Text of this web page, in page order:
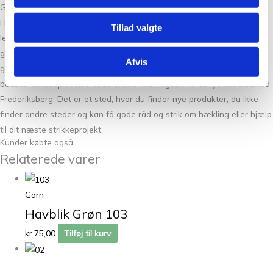
Tillad valgte
Afvis
God service og hurtig levering, når du bestiller strikkegarn online
Hos Tante Grøn CPH kan du altid forvente god service og en hurtig
levering, når du bestiller i vores webshop. Det er uanset om du køber
garn, brugskunst eller strikke- og hækletilbehør. Du finder også tit
gode tilbud på udvalgte garnmærker. Vi bestræber os på at give den
bedste kundeoplevelse både online, men også i vores fysiske butik på
Frederiksberg. Det er et sted, hvor du finder nye produkter, du ikke
finder andre steder og kan få gode råd og strik om hækling eller hjælp
til dit næste strikkeprojekt.
Kunder købte også
Relaterede varer
Garn
Havblik Grøn 103
kr.75,00 Tilføj til kurv